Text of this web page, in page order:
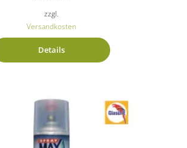
zzgl.
Versandkosten
Details